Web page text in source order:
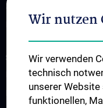
Zuweiser:innen
Im Notfall
STUDIUM, AUS- UND
Information für
Fellowship
Wir nutzen
Wir verwenden
technisch
unserer Website
funktionellen,